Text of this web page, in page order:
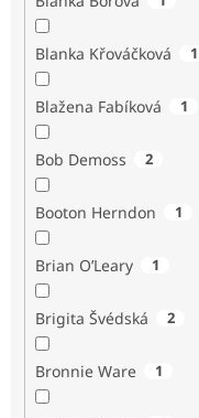
Blanka Křováčková 1
Blažena Fabíková 1
Bob Demoss 2
Booton Herndon 1
Brian O’Leary 1
Brigita Švédská 2
Bronnie Ware 1